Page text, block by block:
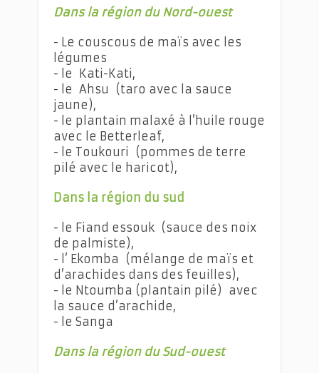
Dans la région du Nord-ouest
- Le couscous de maïs avec les
légumes
- le Kati-Kati,
- le Ahsu (taro avec la sauce
jaune),
- le plantain malaxé à l’huile rouge
avec le Betterleaf,
- le Toukouri (pommes de terre
pilé avec le haricot),
Dans la région du sud
- le Fiand essouk (sauce des noix
de palmiste),
- l’ Ekomba (mélange de maïs et
d’arachides dans des feuilles),
- le Ntoumba (plantain pilé) avec
la sauce d’arachide,
- le Sanga
Dans la région du Sud-ouest